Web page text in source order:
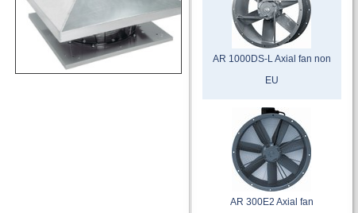
AR 1000DS-L Axial fan non
EU
AR 300E2 Axial fan